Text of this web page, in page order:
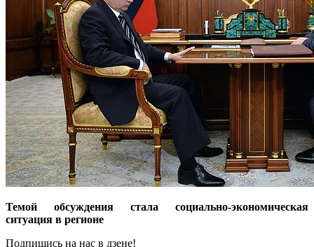
Темой обсуждения стала социально-экономическая
ситуация в регионе
Подпишись на нас в дзене!